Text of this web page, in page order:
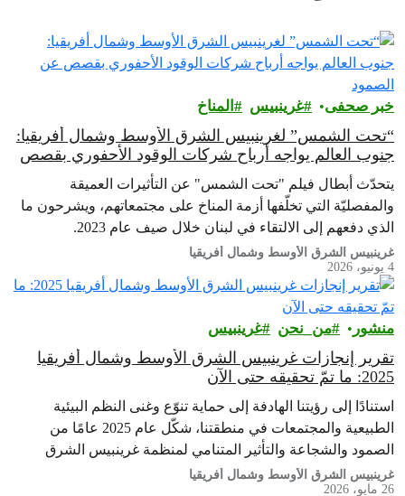
خبر صحفى غرينبيس‎ المناخ
“تحت الشمس” لغرينبيس الشرق الأوسط وشمال أفريقيا:
جنوب العالم يواجه أرباح شركات الوقود الأحفوري بقصص
عن الصمود
يتحدّث أبطال فيلم "تحت الشمس" عن التأثيرات العميقة
والمفصليّة التي تخلّفها أزمة المناخ على مجتمعاتهم، ويشرحون ما
الذي دفعهم إلى الالتقاء في لبنان خلال صيف عام 2023.
غرينبيس الشرق الأوسط وشمال أفريقيا
4 يونيو، 2026
منشور من_نحن غرينبيس‎
تقرير إنجازات غرينبيس الشرق الأوسط وشمال أفريقيا
2025: ما تمّ تحقيقه حتى الآن
استنادًا إلى رؤيتنا الهادفة إلى حماية تنوّع وغنى النظم البيئية
الطبيعية والمجتمعات في منطقتنا، شكّل عام 2025 عامًا من
الصمود والشجاعة والتأثير المتنامي لمنظمة غرينبيس الشرق
الأوسط وشمال أفريقيا
غرينبيس الشرق الأوسط وشمال أفريقيا
26 مايو، 2026